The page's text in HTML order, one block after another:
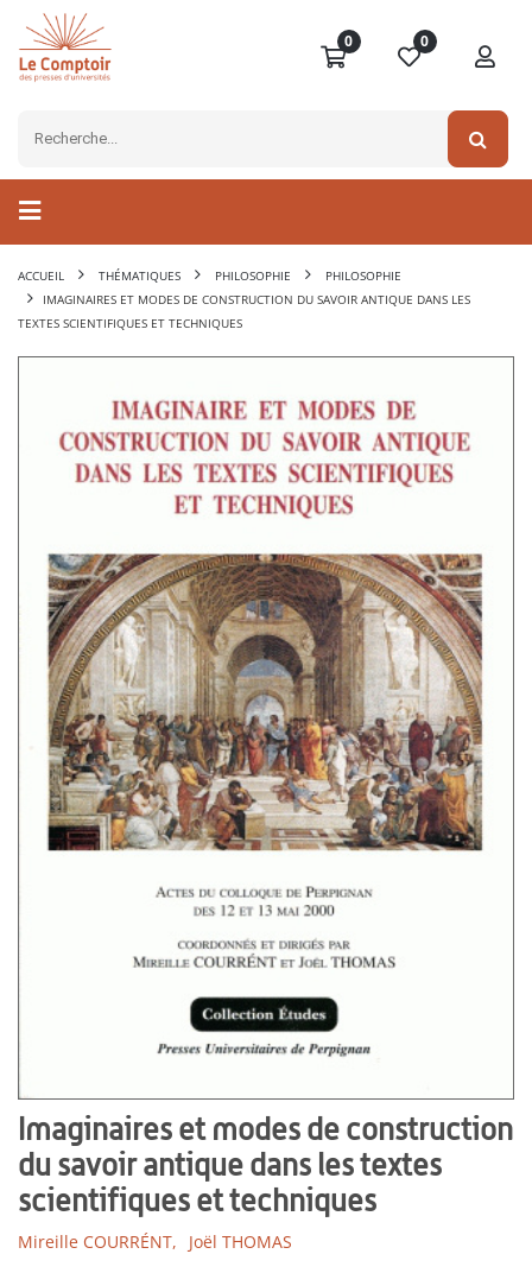
0 0
ACCUEIL THÉMATIQUES PHILOSOPHIE
PHILOSOPHIE
IMAGINAIRES ET MODES DE CONSTRUCTION DU SAVOIR ANTIQUE DANS LES
TEXTES SCIENTIFIQUES ET TECHNIQUES
Imaginaires et modes de construction
du savoir antique dans les textes
scientifiques et techniques
Mireille COURRÉNT, Joël THOMAS